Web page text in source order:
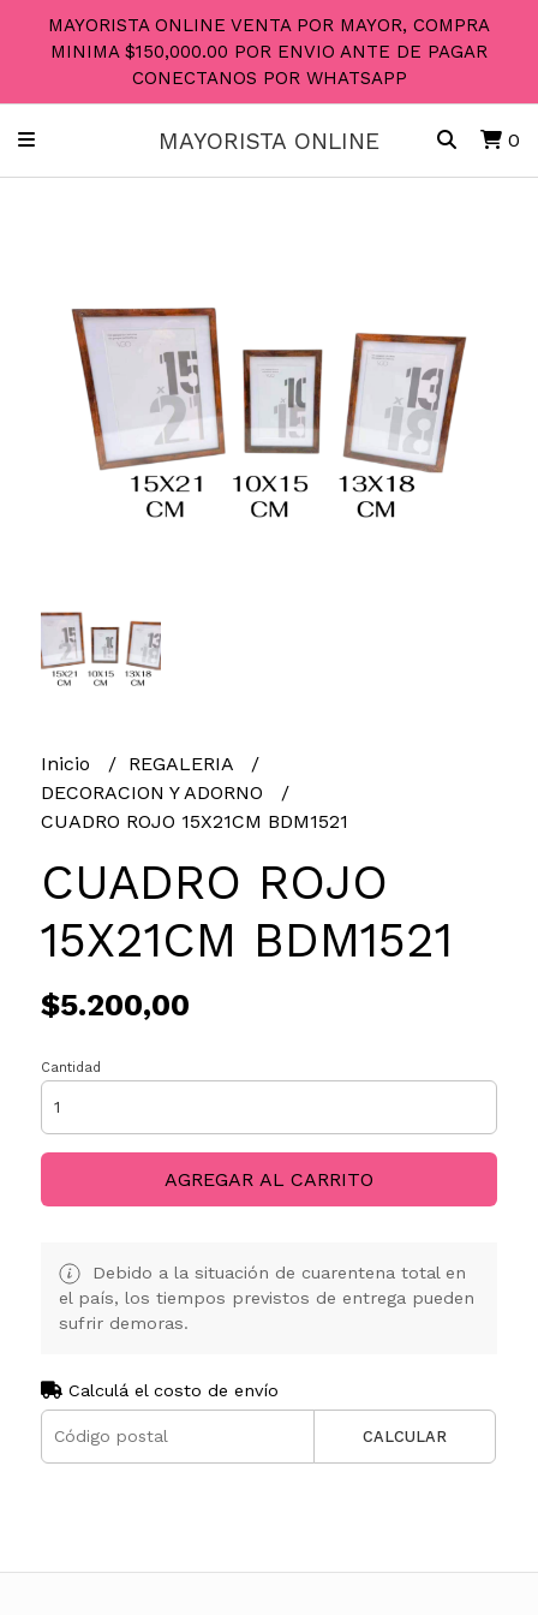
MAYORISTA ONLINE VENTA POR MAYOR, COMPRA
MINIMA $150,000.00 POR ENVIO ANTE DE PAGAR
CONECTANOS POR WHATSAPP
MAYORISTA ONLINE 0
Inicio
REGALERIA
DECORACION Y ADORNO
CUADRO ROJO 15X21CM BDM1521
CUADRO ROJO
15X21CM BDM1521
$5.200,00
Cantidad
AGREGAR AL CARRITO
Debido a la situación de cuarentena total en
el país, los tiempos previstos de entrega pueden
sufrir demoras.
Calculá el costo de envío
CALCULAR